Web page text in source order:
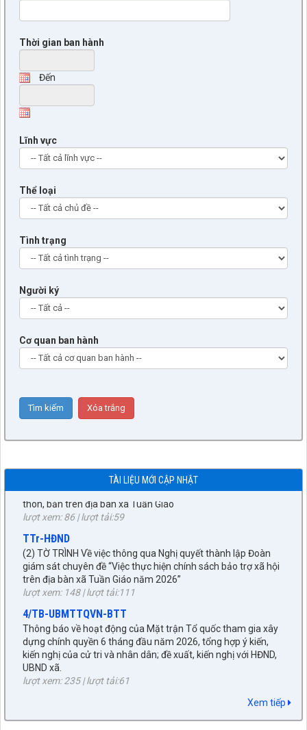
Thời gian ban hành
Đến
Lĩnh vực
Thể loại
Tình trạng
Người ký
Cơ quan ban hành
TÀI LIỆU MỚI CẬP NHẬT
9/BC-BVHXH
(5) Báo cáo thẩm tra báo cáo của UBND xã về công tác tiếp
384/BC-UBND
(2) Báo cáo Tổng hợp ý kiến Nhân dân đối với Đề án sắp xếp
thôn, bản trên địa bàn xã Tuần Giáo
lượt xem: 86 | lượt tải:59
TTr-HĐND
(2) TỜ TRÌNH Về việc thông qua Nghị quyết thành lập Đoàn
giám sát chuyên đề “Việc thực hiện chính sách bảo trợ xã hội
trên địa bàn xã Tuần Giáo năm 2026”
lượt xem: 148 | lượt tải:111
4/TB-UBMTTQVN-BTT
Thông báo về hoạt động của Mặt trận Tổ quốc tham gia xây
dựng chính quyền 6 tháng đầu năm 2026, tổng hợp ý kiến,
kiến nghị của cử tri và nhân dân; đề xuất, kiến nghị với HĐND,
UBND xã.
lượt xem: 235 | lượt tải:61
khởi công mới năm 2026, dự án: Đầu tư xây dựng các hạng
Xem tiếp